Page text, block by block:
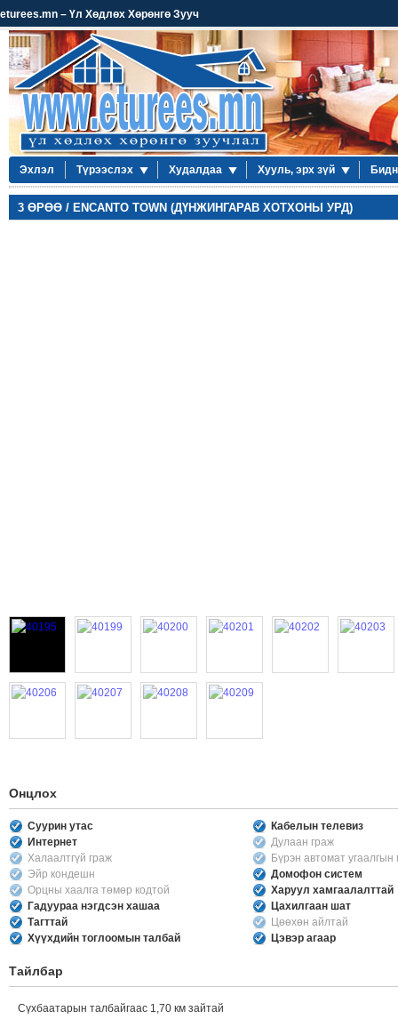
eturees.mn – Үл Хөдлөх Хөрөнгө Зууч
Эхлэл Түрээслэх Худалдаа Хууль, эрх зүй
3 ӨРӨӨ / ENCANTO TOWN (ДҮНЖИНГАРАВ ХОТХОНЫ УРД)
Онцлох
Суурин утас
Кабелын телевиз
Интернет
Дулаан граж
Халаалтгүй граж
Бүрэн автомат
Эйр кондешн
Домофон систем
Орцны хаалга төмөр кодтой
Харуул хамгаалалттай
Гадуураа нэгдсэн хашаа
Цахилгаан шат
Тагттай
Цөөхөн айлтай
Хүүхдийн тоглоомын талбай
Цэвэр агаар
Тайлбар
Сүхбаатарын талбайгаас 1,70 км зайтай